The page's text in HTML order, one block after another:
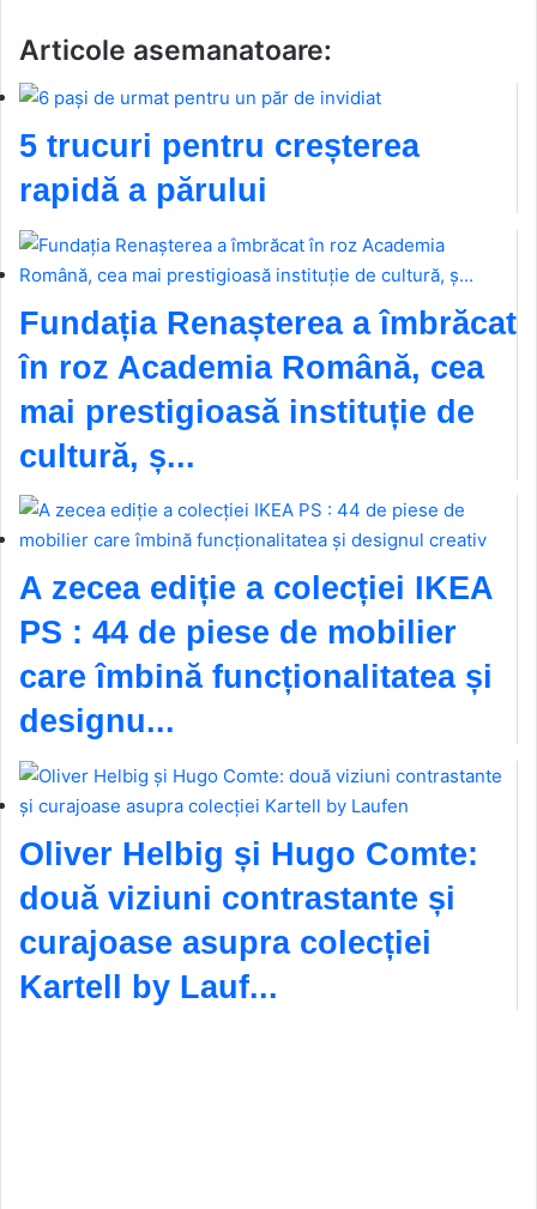
Articole asemanatoare:
5 trucuri pentru creșterea
rapidă a părului
Fundația Renașterea a îmbrăcat
în roz Academia Română, cea
mai prestigioasă instituție de
cultură, ș...
A zecea ediție a colecției IKEA
PS : 44 de piese de mobilier
care îmbină funcționalitatea și
designu...
Oliver Helbig și Hugo Comte:
două viziuni contrastante și
curajoase asupra colecției
Kartell by Lauf...